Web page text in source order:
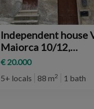
Independent house
Maiorca 10/12,
Ventimiglia di Sicilia
€ 20.000
5+ locals
88 m2 1 bath